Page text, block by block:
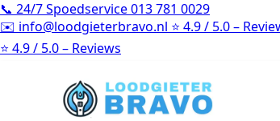
📞 24/7 Spoedservice013 781 0029
✉️ info@loodgieterbravo.nl ⭐ 4.9 / 5.0 –
⭐ 4.9 / 5.0 – Reviews